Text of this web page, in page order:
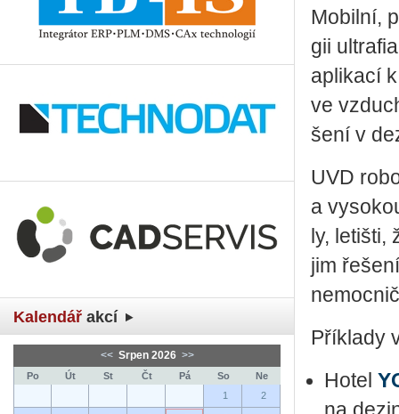
Kalendář akcí
<< Srpen 2026 >>
Po Út St Čt Pá So
Ne
1
2
Mo­bil­ní,
gii
apli­ka­cí
ve
še­ní v
UVD
a
ly,
jim
Pří­kla­dy
Hotel